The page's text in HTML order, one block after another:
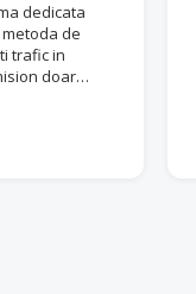
dedicata
de
trafic in
doar